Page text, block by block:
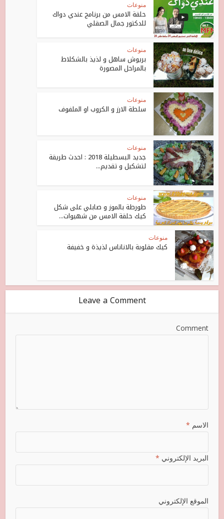
منوعات
حلقة الامس من برنامج عندي دواك
للدكتور جمال الصقلي
منوعات
بريوش ساهل و لذيذ بالشكلاط
بالمراحل المصورة
منوعات
سلطة الارز و الكروب او الملفوف
منوعات
جديد البسطيلة 2018 : احدث طريقة
لتشكيل و تقديم...
منوعات
طورطة بالموز و صابلي على شكل
كيك حلقة الامس من شهيوات...
منوعات
كيك مقلوبة بالاناناس لذيذة و خفيفة
Leave a Comment
Comment
الاسم *
البريد الإلكتروني *
الموقع الإلكتروني